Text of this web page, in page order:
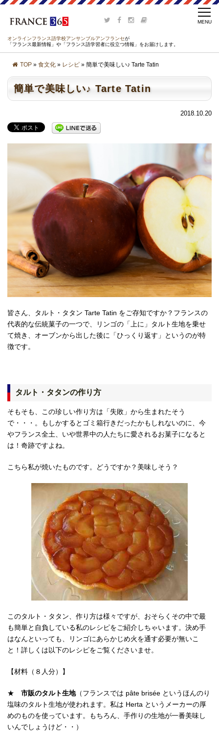
オンラインフランス語学校アンサンブルアンフランセが
「フランス最新情報」や「フランス語学習者に役立つ情報」をお届けします。
TOP » 食文化 » レシピ » 簡単で美味しい♪ Tarte Tatin
簡単で美味しい♪ Tarte Tatin
2018.10.20
皆さん、タルト・タタン Tarte Tatin をご存知ですか？フランスの
代表的な伝統菓子の一つで、リンゴの「上に」タルト生地を乗せ
て焼き、オーブンから出した後に「ひっくり返す」というのが特
徴です。
タルト・タタンの作り方
そもそも、この珍しい作り方は「失敗」から生まれたそう
で・・・。もしかするとゴミ箱行きだったかもしれないのに、今
やフランス全土、いや世界中の人たちに愛されるお菓子になると
は！奇跡ですよね。
こちら私が焼いたものです。どうですか？美味しそう？
このタルト・タタン、作り方は様々ですが、おそらくその中で最
も簡単と自負している私のレシピをご紹介しちゃいます。決め手
はなんといっても、リンゴにあらかじめ火を通す必要が無いこ
と！詳しくは以下のレシピをご覧くださいませ。
【材料（８人分）】
★ 市販のタルト生地（フランスでは pâte brisée というほんのり
塩味のタルト生地が使われます。私は Herta というメーカーの厚
めのものを使っています。もちろん、手作りの生地が一番美味し
いんでしょうけど・・）